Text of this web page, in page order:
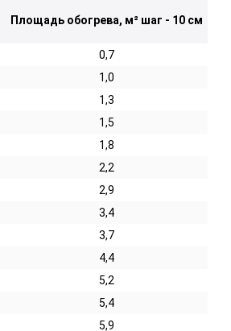
Площадь обогрева, м² шаг - 10 см
0,7
1,0
1,3
1,5
1,8
2,2
2,9
3,4
3,7
4,4
5,2
5,4
5,9